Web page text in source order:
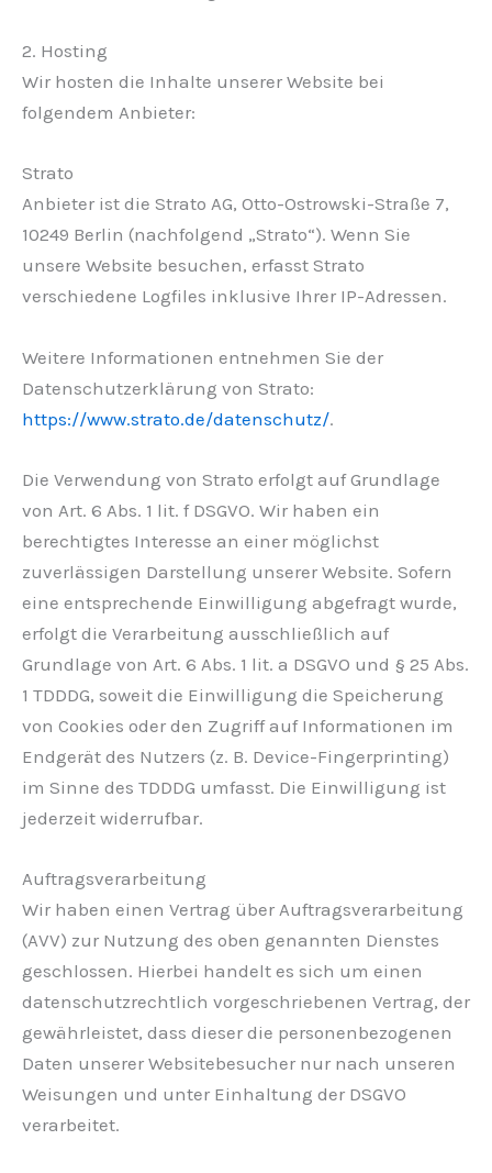
2. Hosting
Wir hosten die Inhalte unserer Website bei
folgendem Anbieter:
Strato
Anbieter ist die Strato AG, Otto-Ostrowski-Straße 7,
10249 Berlin (nachfolgend „Strato“). Wenn Sie
unsere Website besuchen, erfasst Strato
verschiedene Logfiles inklusive Ihrer IP-Adressen.
Weitere Informationen entnehmen Sie der
Datenschutzerklärung von Strato:
https://www.strato.de/datenschutz/.
Die Verwendung von Strato erfolgt auf Grundlage
von Art. 6 Abs. 1 lit. f DSGVO. Wir haben ein
berechtigtes Interesse an einer möglichst
zuverlässigen Darstellung unserer Website. Sofern
eine entsprechende Einwilligung abgefragt wurde,
erfolgt die Verarbeitung ausschließlich auf
Grundlage von Art. 6 Abs. 1 lit. a DSGVO und § 25 Abs.
1 TDDDG, soweit die Einwilligung die Speicherung
von Cookies oder den Zugriff auf Informationen im
Endgerät des Nutzers (z. B. Device-Fingerprinting)
im Sinne des TDDDG umfasst. Die Einwilligung ist
jederzeit widerrufbar.
Auftragsverarbeitung
Wir haben einen Vertrag über Auftragsverarbeitung
(AVV) zur Nutzung des oben genannten Dienstes
geschlossen. Hierbei handelt es sich um einen
datenschutzrechtlich vorgeschriebenen Vertrag, der
gewährleistet, dass dieser die personenbezogenen
Daten unserer Websitebesucher nur nach unseren
Weisungen und unter Einhaltung der DSGVO
verarbeitet.